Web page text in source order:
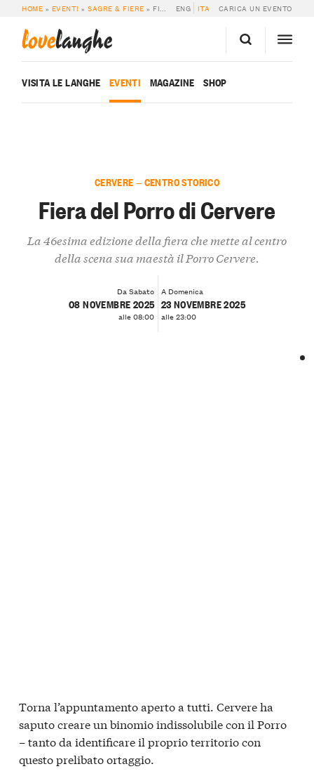
HOME » EVENTI »SAGRE & FIERE » FIERA DEL PORRO DI CERVERE ENG ITA CARICA UN EVENTO
lovelanghe
VISITA LE LANGHE EVENTI MAGAZINE SHOP
CERVERE — CENTRO STORICO
Fiera del Porro di Cervere
La 46esima edizione della fiera che mette al centro
della scena sua maestà il Porro Cervere.
Da Sabato
08 NOVEMBRE 2025
alle 08:00
A Domenica
23 NOVEMBRE 2025
alle 23:00
Torna l’appuntamento aperto a tutti. Cervere ha
saputo creare un binomio indissolubile con il Porro
– tanto da identificare il proprio territorio con
questo prelibato ortaggio.